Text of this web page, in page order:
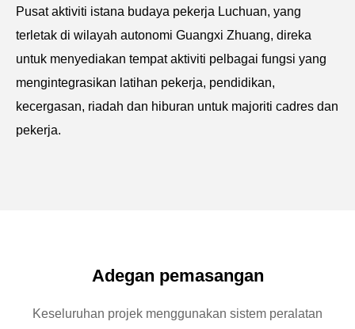
Pusat aktiviti istana budaya pekerja Luchuan, yang
terletak di wilayah autonomi Guangxi Zhuang, direka
untuk menyediakan tempat aktiviti pelbagai fungsi yang
mengintegrasikan latihan pekerja, pendidikan,
kecergasan, riadah dan hiburan untuk majoriti cadres dan
pekerja.
Adegan pemasangan
Keseluruhan projek menggunakan sistem peralatan